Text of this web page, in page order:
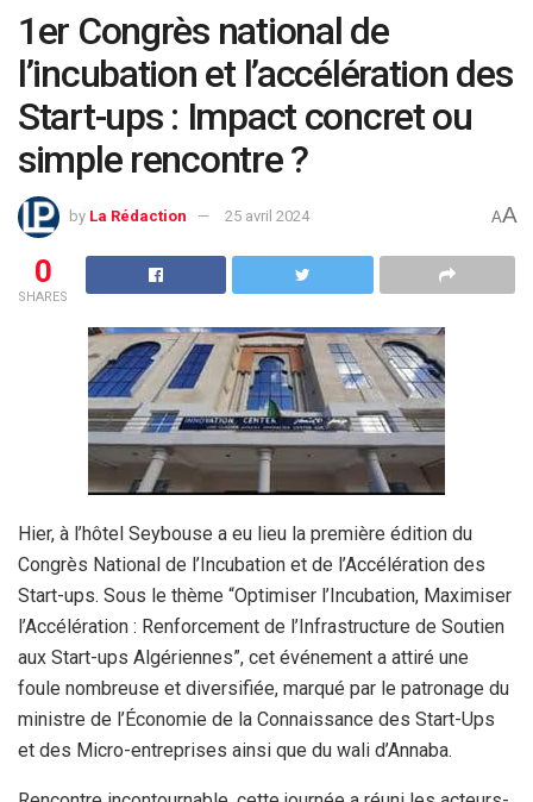
1er Congrès national de
l’incubation et l’accélération des
Start-ups : Impact concret ou
simple rencontre ?
by La Rédaction 25 avril 2024 AA
0
SHARES
Hier, à l’hôtel Seybouse a eu lieu la première édition du
Congrès National de l’Incubation et de l’Accélération des
Start-ups. Sous le thème “Optimiser l’Incubation, Maximiser
l’Accélération : Renforcement de l’Infrastructure de Soutien
aux Start-ups Algériennes”, cet événement a attiré une
foule nombreuse et diversifiée, marqué par le patronage du
ministre de l’Économie de la Connaissance des Start-Ups
et des Micro-entreprises ainsi que du wali d’Annaba.